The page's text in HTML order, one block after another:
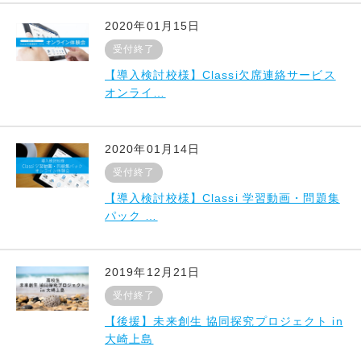
2020年01月15日
受付終了
【導入検討校様】Classi欠席連絡サービス
オンライ…
2020年01月14日
受付終了
【導入検討校様】Classi 学習動画・問題集
パック …
2019年12月21日
受付終了
【後援】未来創生 協同探究プロジェクト in
大崎上島